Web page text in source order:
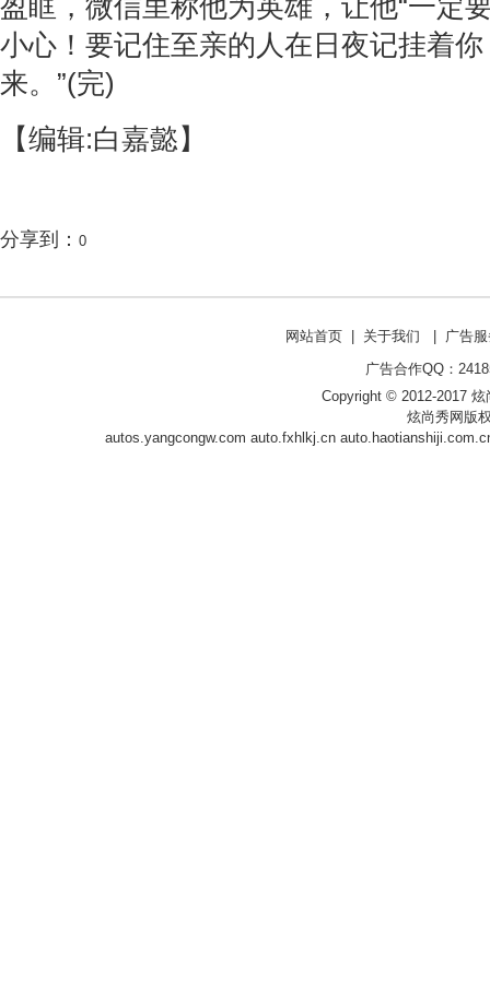
盈眶，微信里称他为英雄，让他“一定
小心！要记住至亲的人在日夜记挂着
来。”(完)
【编辑:白嘉懿】
分享到： 0
网站首页 关于我们
广告
广告合作QQ：
Copyright © 2012-2017
炫尚秀网版
autos.yangcongw.com auto.fxhlkj.cn